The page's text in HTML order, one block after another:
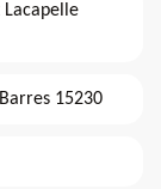
15230